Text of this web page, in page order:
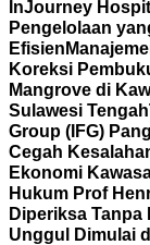
InJourney
Pengelolaan
Efisien
Koreksi
Mangrove di
Sulawesi Tengah
Group (IFG)
Cegah
Ekonomi
Hukum Prof
Diperiksa Tanpa
Unggul Dimulai